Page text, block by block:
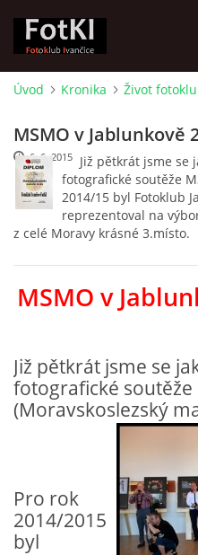
FOTOALBUM
KRONIKA
FOTO VYCHÁZKY
PRO ČLENY
ETICKÉ HODNOTY
Úvod Kronika Život
MSMO v Jablunkově
6. 6. 2015Již pětkrát jsme se
fotografické soutěže
2014/15 byl Fotoklub
reprezentoval na
z celé Moravy krásné 3.místo.
MSMO v
Již pětkrát jsme se
fotografické soutěže
(Moravskoslezský
Pro rok
2014/2015
byl